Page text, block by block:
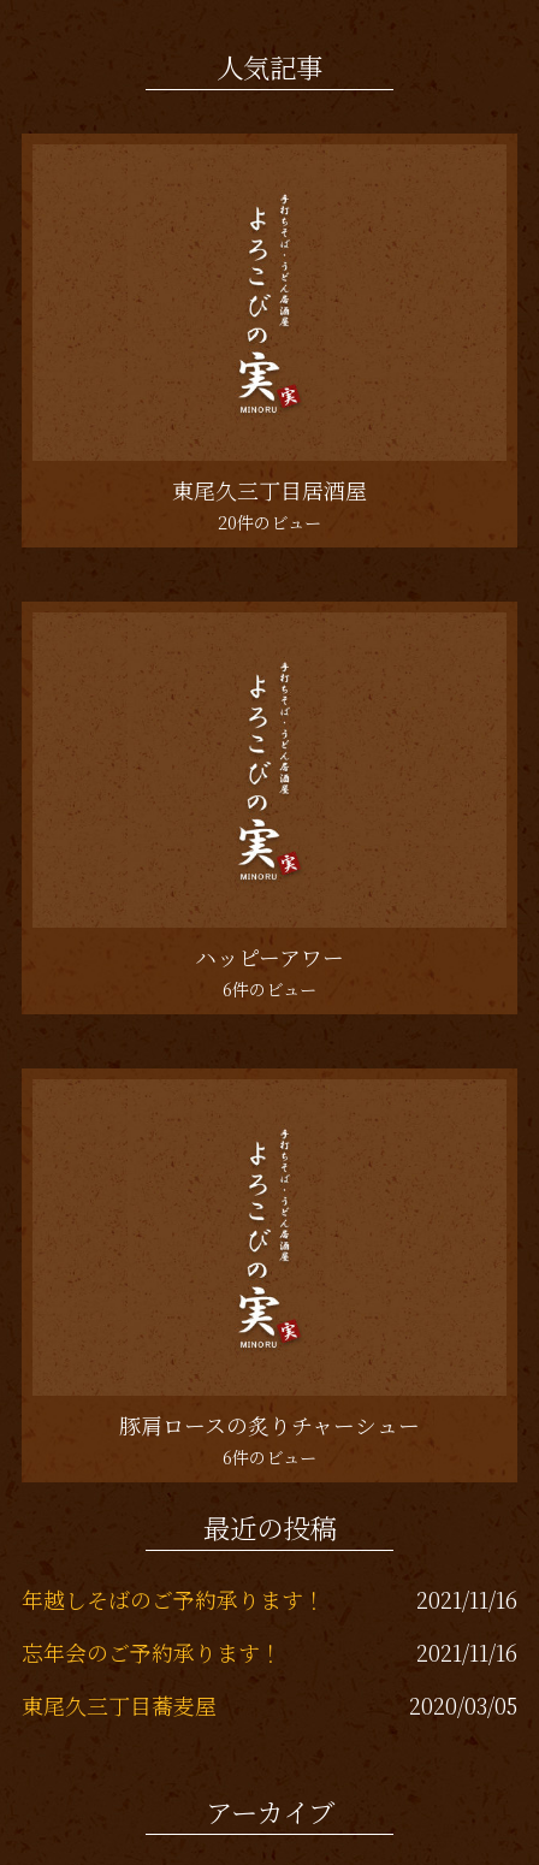
人気記事
東尾久三丁目居酒屋
20件のビュー
ハッピーアワー
6件のビュー
豚肩ロースの炙りチャーシュー
6件のビュー
最近の投稿
年越しそばのご予約承ります！
2021/11/16
忘年会のご予約承ります！
2021/11/16
東尾久三丁目蕎麦屋
2020/03/05
東尾久三丁目居酒屋アーカイブ